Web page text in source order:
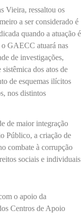
Vieira, ressaltou os
a ser considerado é
quando a atuação é
o GAECC atuará nas
de investigações,
dos atos de
de esquemas ilícitos
nos distintos
de maior integração
Público, a criação de
combate à corrupção
sociais e individuais
o apoio da
Centros de Apoio